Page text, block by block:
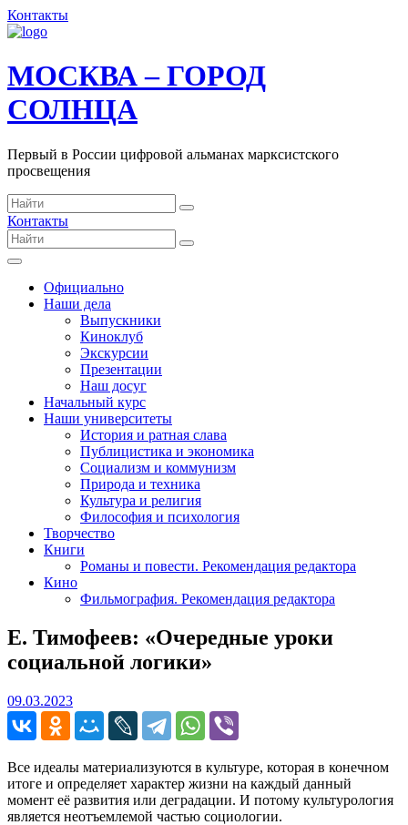
Контакты
МОСКВА – ГОРОД
СОЛНЦА
Первый в России цифровой альманах марксистского
просвещения
Контакты
Официально
Наши дела
Выпускники
Киноклуб
Экскурсии
Презентации
Наш досуг
Начальный курс
Наши университеты
История и ратная слава
Публицистика и экономика
Социализм и коммунизм
Природа и техника
Культура и религия
Философия и психология
Творчество
Книги
Романы и повести. Рекомендация редактора
Кино
Фильмография. Рекомендация редактора
Е. Тимофеев: «Очередные уроки
социальной логики»
09.03.202309.03.2023
Все идеалы материализуются в культуре, которая в конечном
итоге и определяет характер жизни на каждый данный
момент её развития или деградации. И потому культурология
является неотъемлемой частью социологии.